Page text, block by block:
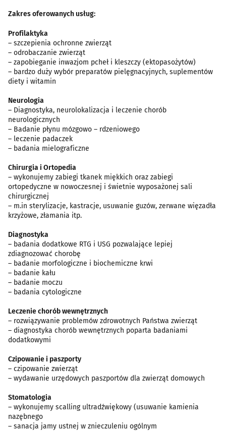
Zakres oferowanych usług:
Profilaktyka
– szczepienia ochronne zwierząt
– odrobaczanie zwierząt
– zapobieganie inwazjom pcheł i kleszczy (ektopasożytów)
– bardzo duży wybór preparatów pielęgnacyjnych, suplementów
diety i witamin
Neurologia
– Diagnostyka, neurolokalizacja i leczenie chorób
neurologicznych
– Badanie płynu mózgowo – rdzeniowego
– leczenie padaczek
– badania mielograficzne
Chirurgia i Ortopedia
– wykonujemy zabiegi tkanek miękkich oraz zabiegi
ortopedyczne w nowoczesnej i świetnie wyposażonej sali
chirurgicznej
– m.in sterylizacje, kastracje, usuwanie guzów, zerwane więzadła
krzyżowe, złamania itp.
Diagnostyka
– badania dodatkowe RTG i USG pozwalające lepiej
zdiagnozować chorobę
– badanie morfologiczne i biochemiczne krwi
– badanie kału
– badanie moczu
– badania cytologiczne
Leczenie chorób wewnętrznych
– rozwiązywanie problemów zdrowotnych Państwa zwierząt
– diagnostyka chorób wewnętrznych poparta badaniami
dodatkowymi
Czipowanie i paszporty
– czipowanie zwierząt
– wydawanie urzędowych paszportów dla zwierząt domowych
Stomatologia
– wykonujemy scalling ultradźwiękowy (usuwanie kamienia
nazębnego
– sanacja jamy ustnej w znieczuleniu ogólnym